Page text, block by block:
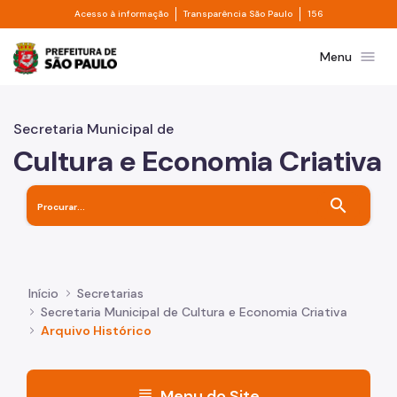
Pular para o Conteúdo principal
Acesso à informação Divisor de acesso à informação
Transparência São Paulo Divisor de
156
Prefeitura de São PauloMenu menu
Secretaria Municipal de
Cultura e Economia Criativa
search
Início
Secretarias
Secretaria Municipal de Cultura e Economia Criativa
Arquivo Histórico
menu